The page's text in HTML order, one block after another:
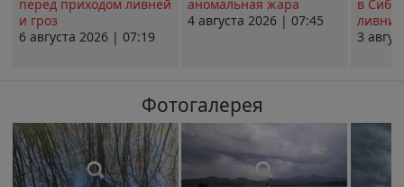
перед приходом ливней
и гроз
6 августа 2026 | 07:19
аномальная жара
4 августа 2026 | 07:45
в
ливни
3
Фотогалерея